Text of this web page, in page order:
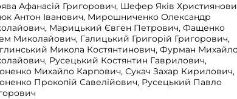
Афанасій Григорович, Шефер Яків
Антон Іванович, Мирошниченко Олександр
Марицький Євген Петрович, Фащенко
Миколайович, Галицький Григорій Григорович,
Микола Костянтинович, Фурман
Русецький Костянтин Гаврилович,
Михайло Карпович, Сукач Захар Кирилович,
Прокопій Савелійович, Русецький Павло